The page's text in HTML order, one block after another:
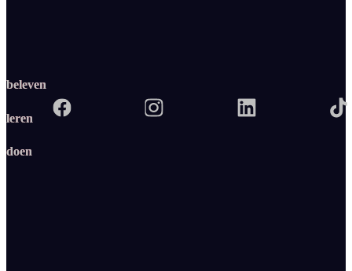
beleven
leren
doen